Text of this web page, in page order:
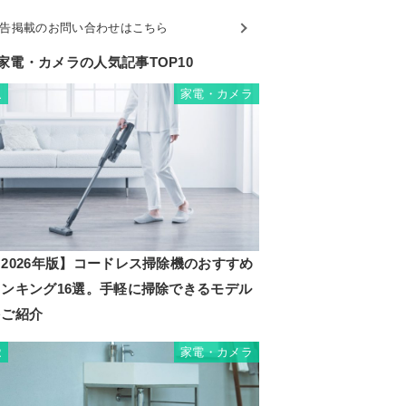
掲載のお問い合わせはこちら
電・カメラの人気記事TOP10
家電・カメラ
年版】コードレス掃除機のおすすめ
キング16選。手軽に掃除できるモデル
紹介
家電・カメラ